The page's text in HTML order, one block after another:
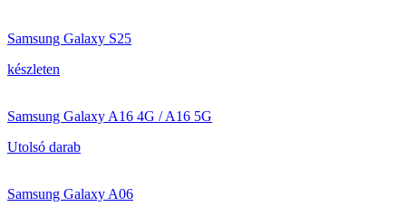
Samsung Galaxy S25
készleten
Samsung Galaxy A16 4G / A16 5G
Utolsó darab
Samsung Galaxy A06